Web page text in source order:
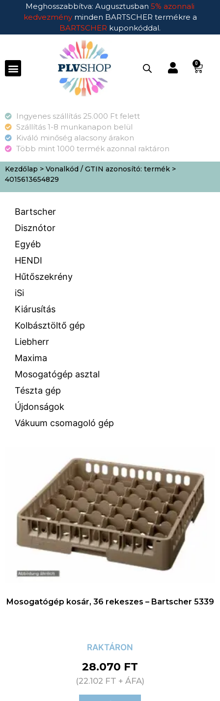
Meghosszabbítva: Augusztusban 5% azonnali
kedvezmény minden BARTSCHER termékre a
BARTSCHER kuponkóddal.
0
Ingyenes szállítás 25.000 Ft felett
Szállítás 1-8 munkanapon belül
Kiváló minőség alacsony árakon
Több mint 1000 termék azonnal raktáron
Kezdőlap > Vonalkód / GTIN azonosító: termék >
4015613654829
Bartscher
Disznótor
Egyéb
HENDI
Hűtőszekrény
iSi
Kiárusítás
Kolbásztöltő gép
Liebherr
Maxima
Mosogatógép asztal
Tészta gép
Újdonságok
Vákuum csomagoló gép
Mosogatógép kosár, 36 rekeszes – Bartscher 5339
RAKTÁRON
28.070 FT
(22.102 FT + ÁFA)